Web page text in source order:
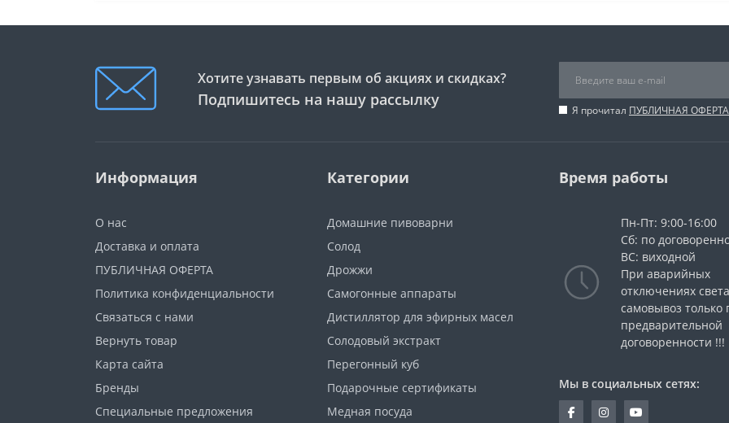
Хотите узнавать первым об акциях и скидках?
Подпишитесь на нашу рассылку
Я прочитал ПУБЛИЧНАЯ ОФЕРТА
Информация
О нас
Доставка и оплата
ПУБЛИЧНАЯ ОФЕРТА
Политика конфиденциальности
Связаться с нами
Вернуть товар
Карта сайта
Бренды
Специальные предложения
Категории
Домашние пивоварни
Солод
Дрожжи
Самогонные аппараты
Дистиллятор для эфирных масел
Солодовый экстракт
Перегонный куб
Подарочные сертификаты
Медная посуда
Время работы
Пн-Пт: 9:00-16:00
Сб: по
ВС: виходной
При аварийных
отключениях света
самовывоз только
предварительной
договоренности !!!
Мы в социальных сетях: